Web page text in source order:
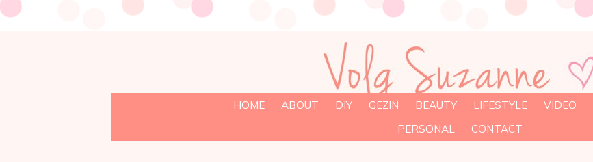
HOME ABOUT DIY GEZIN BEAUTY LIFESTYLE VIDEO
PERSONAL
CONTACT